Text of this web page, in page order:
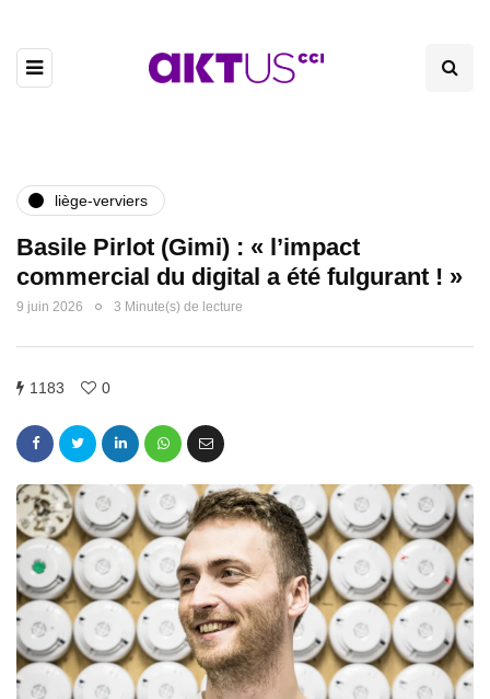
liège-verviers
Basile Pirlot (Gimi) : « l’impact
commercial du digital a été fulgurant ! »
9 juin 2026 3 Minute(s) de lecture
1183 0